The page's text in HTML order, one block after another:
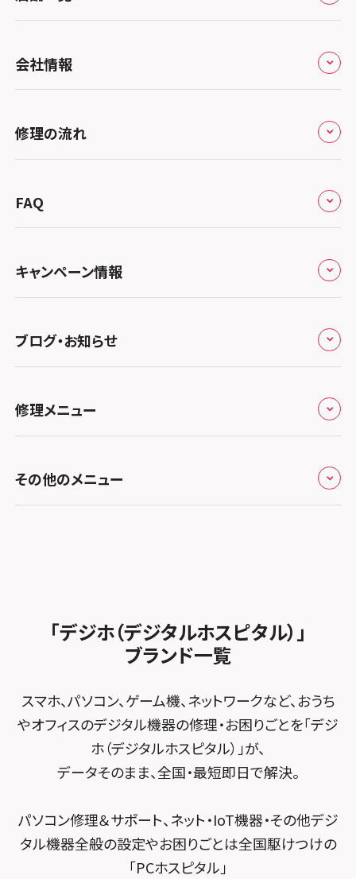
北海道・東北
スマホスピタル大丸札幌
関東
スマホスピタル宇都宮
スマホスピタル 高崎
スマホスピタル鴻巣
スマホスピタル テルル三芳
スマホスピタル 熊谷
スマホスピタル ゲオデジタルベース川口元郷
スマホスピタル埼玉大宮
スマホスピタル テルル蒲生
スマホスピタル テルル新越谷
スマホスピタル テルル草加花栗
スマホスピタル テルル東川口
スマホスピタル テルル松戸五香
スマホスピタル テルル宮野木
スマホスピタル千葉
スマホスピタル 大森
スマホスピタル練馬
北陸・甲信越
スマホスピタルアル・プラザ小松
スマホスピタル 北陸総合修理センター
スマホスピタル 長野
東海
スマホスピタル岐阜
スマホスピタル 浜松
スマホスピタル静岡パルコ
スマホスピタル 藤枝
スマホスピタル名古屋駅前
スマホスピタル名古屋金山
スマホスピタル 大府
スマホスピタル 西枇杷島
スマホスピタル平和が丘
スマホスピタル春日井勝川
関西
スマホスピタル 大阪梅田
スマホスピタル by デジホ 梅田地下（うめちか）
スマホスピタル京橋
スマホスピタル難波
スマホスピタルイオンタウン茨木太田
スマホスピタル住道オペラパーク
スマホスピタル東大阪ロンモール布施
スマホスピタル堺
スマホスピタル 堺出張所
スマホスピタル京都河原町
スマホスピタル宇治槙島
スマホスピタル烏丸
中国・四国
スマホスピタル岡山駅前
スマホスピタル西条
スマホスピタル by デジホ マークイズ福岡もも
ち
スマホスピタル福岡天神
スマホスピタル熊本下通
スマホスピタル GODOモバイル大分府内町
会社情報
会社概要
総務省登録業者
特定商取引法に関する表記
プライバシーポリシー
郵送修理依頼
修理の流れ
郵送修理の流れ
FAQ
キャンペーン情報
キャンペーン一覧
ブログ・お知らせ
お知らせ
修理メニュー
iPhone修理メニュー
MacBook修理メニュー
その他のメニュー
FCNTスマートフォン修理
「デジホ（デジタルホスピタル）」
ブランド一覧
スマホ、パソコン、ゲーム機、ネットワークなど、おうち
やオフィスのデジタル機器の修理・お困りごとを「デジ
ホ（デジタルホスピタル）」が、
データそのまま、全国・最短即日で解決。
パソコン修理＆サポート、ネット・IoT機器・その他デジ
タル機器全般の設定やお困りごとは全国駆けつけの
「PCホスピタル」